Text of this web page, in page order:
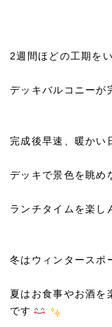
2週間ほどの工期を
デッキバルコニーが
完成後早速、暖かい
デッキで景色を眺め
ランチタイムを楽し
冬はウィンタースポ
夏はお食事やお酒を
です